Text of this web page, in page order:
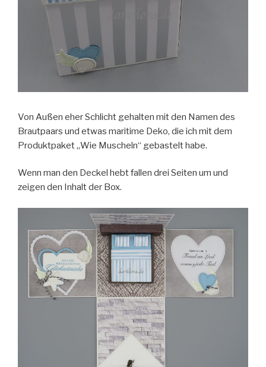
Von Außen eher Schlicht gehalten mit den Namen des
Brautpaars und etwas maritime Deko, die ich mit dem
Produktpaket „Wie Muscheln“ gebastelt habe.
Wenn man den Deckel hebt fallen drei Seiten um und
zeigen den Inhalt der Box.